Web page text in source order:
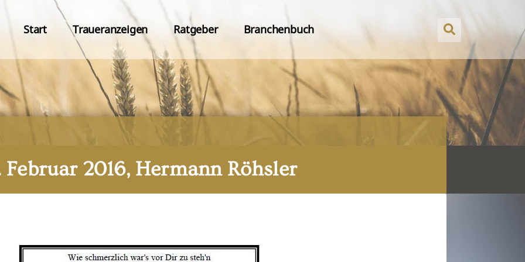
Start Traueranzeigen Ratgeber Branchenbuch
Februar 2016, Hermann Röhsler